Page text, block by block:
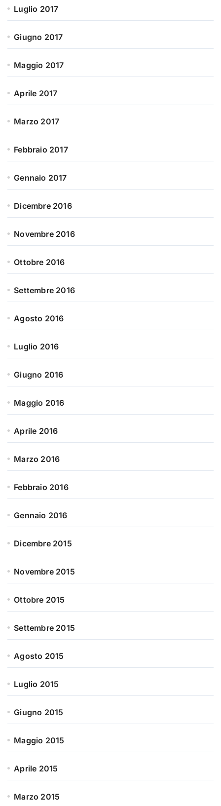
Luglio 2017
Giugno 2017
Maggio 2017
Aprile 2017
Marzo 2017
Febbraio 2017
Gennaio 2017
Dicembre 2016
Novembre 2016
Ottobre 2016
Settembre 2016
Agosto 2016
Luglio 2016
Giugno 2016
Maggio 2016
Aprile 2016
Marzo 2016
Febbraio 2016
Gennaio 2016
Dicembre 2015
Novembre 2015
Ottobre 2015
Settembre 2015
Agosto 2015
Luglio 2015
Giugno 2015
Maggio 2015
Aprile 2015
Marzo 2015